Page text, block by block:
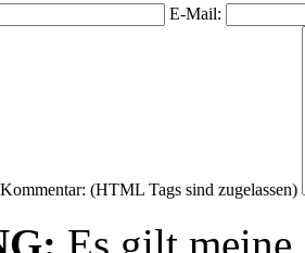
E-Mail:
(HTML Tags sind zugelassen)
Es gilt meine